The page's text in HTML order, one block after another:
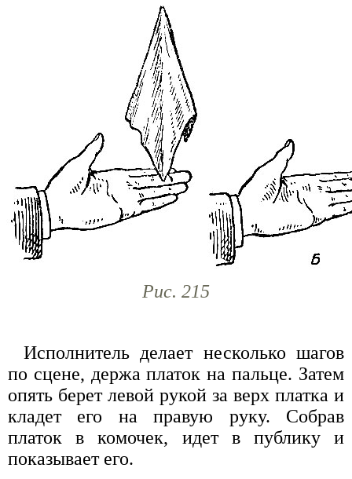
Рис. 215
Исполнитель делает несколько шагов
по сцене, держа платок на пальце. Затем
опять берет левой рукой за верх платка и
кладет его на правую руку. Собрав
платок в комочек, идет в публику и
показывает его.